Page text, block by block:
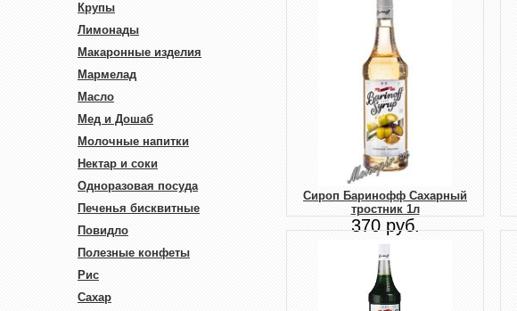
Крупы
Лимонады
Макаронные изделия
Мармелад
Масло
Мед и Дошаб
Молочные напитки
Нектар и соки
Одноразовая посуда
Печенья бисквитные
Повидло
Полезные конфеты
Рис
Сахар
Сироп Баринофф Сахарный
тростник 1л
370 руб.